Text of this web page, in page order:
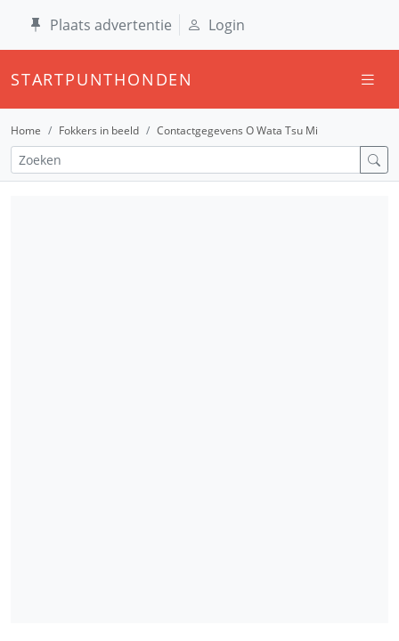
Plaats advertentie Login
STARTPUNTHONDEN
Home Fokkers in beeld Contactgegevens O Wata Tsu Mi